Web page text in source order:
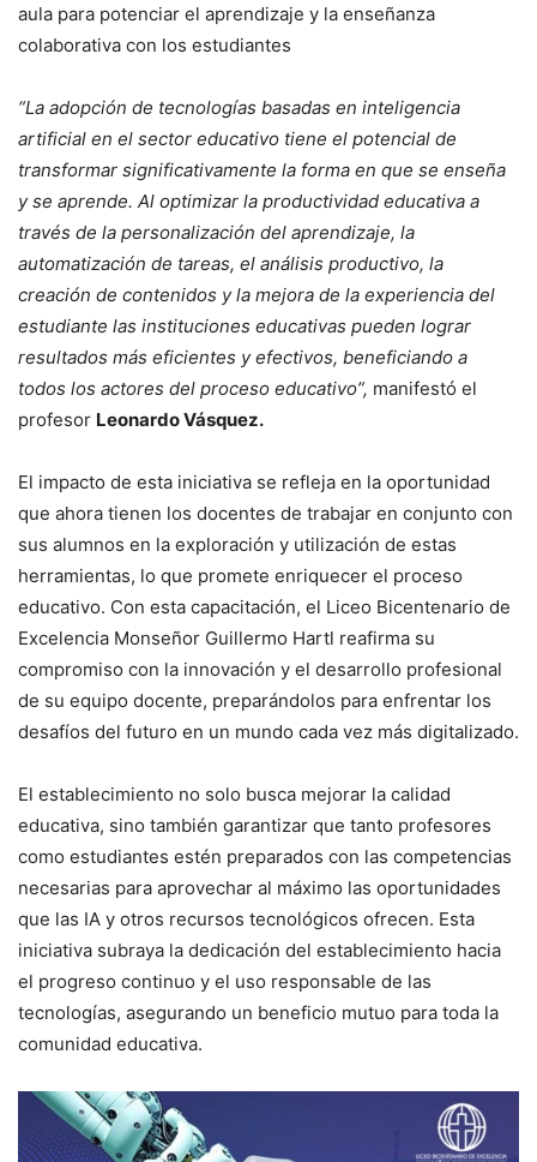
aula para potenciar el aprendizaje y la enseñanza
colaborativa con los estudiantes
“La adopción de tecnologías basadas en inteligencia
artificial en el sector educativo tiene el potencial de
transformar significativamente la forma en que se enseña
y se aprende. Al optimizar la productividad educativa a
través de la personalización del aprendizaje, la
automatización de tareas, el análisis productivo, la
creación de contenidos y la mejora de la experiencia del
estudiante las instituciones educativas pueden lograr
resultados más eficientes y efectivos, beneficiando a
todos los actores del proceso educativo”, manifestó el
profesor Leonardo Vásquez.
El impacto de esta iniciativa se refleja en la oportunidad
que ahora tienen los docentes de trabajar en conjunto con
sus alumnos en la exploración y utilización de estas
herramientas, lo que promete enriquecer el proceso
educativo. Con esta capacitación, el Liceo Bicentenario de
Excelencia Monseñor Guillermo Hartl reafirma su
compromiso con la innovación y el desarrollo profesional
de su equipo docente, preparándolos para enfrentar los
desafíos del futuro en un mundo cada vez más digitalizado.
El establecimiento no solo busca mejorar la calidad
educativa, sino también garantizar que tanto profesores
como estudiantes estén preparados con las competencias
necesarias para aprovechar al máximo las oportunidades
que las IA y otros recursos tecnológicos ofrecen. Esta
iniciativa subraya la dedicación del establecimiento hacia
el progreso continuo y el uso responsable de las
tecnologías, asegurando un beneficio mutuo para toda la
comunidad educativa.